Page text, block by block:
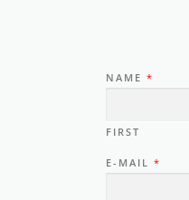
NAME *
FIRST
E-MAIL *